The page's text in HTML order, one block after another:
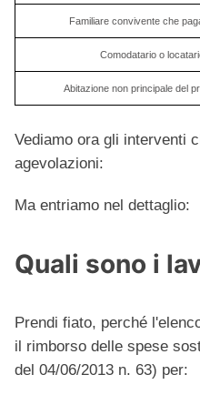
Familiare convivente che
Comodatario o
Abitazione non principale del
Vediamo ora gli interventi
agevolazioni:
Ma entriamo nel dettaglio:
Quali sono i
Prendi fiato, perché
il rimborso delle spese
del 04/06/2013 n. 63) per: